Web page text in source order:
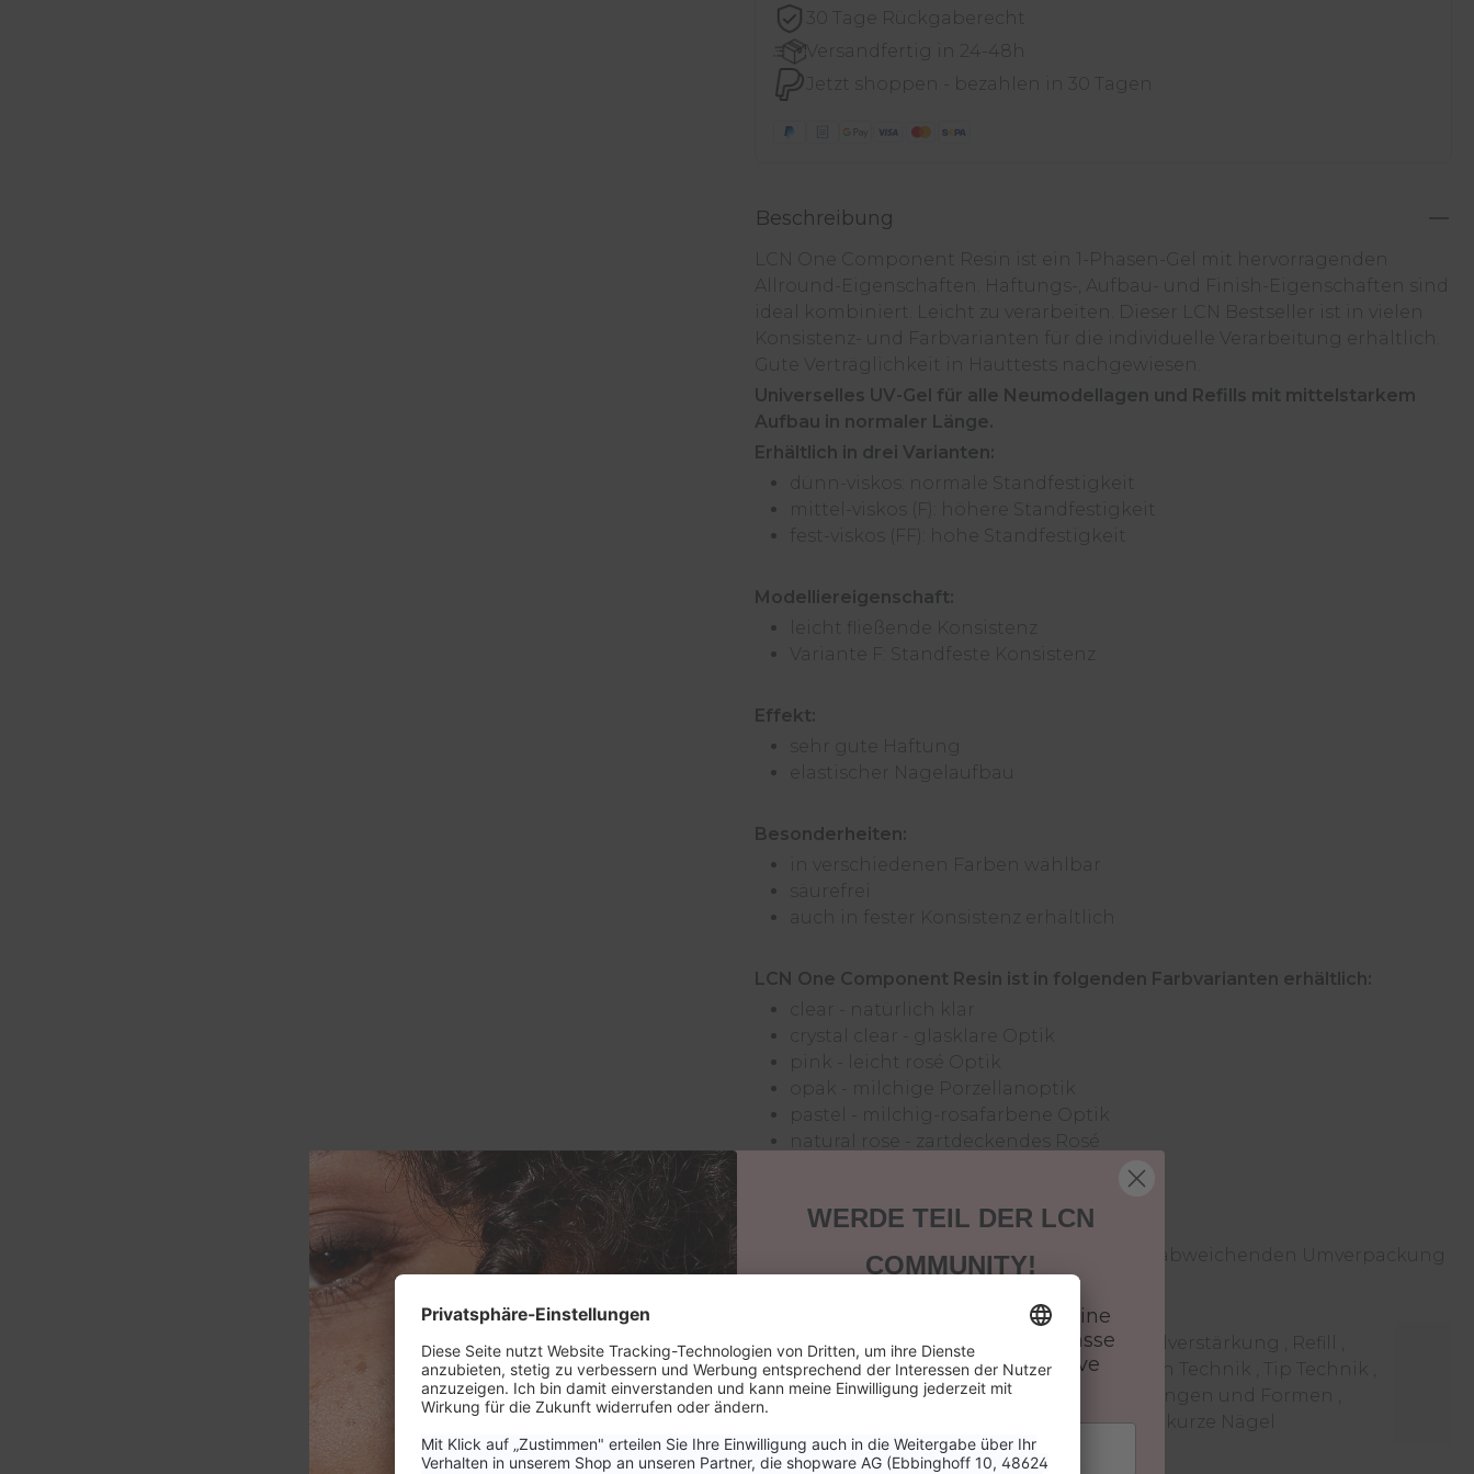
30 Tage Rückgaberecht
Versandfertig in 24-48h
Jetzt shoppen - bezahlen in 30 Tagen
Beschreibung
LCN One Component Resin ist ein 1-Phasen-Gel mit hervorragenden
Allround-Eigenschaften. Haftungs-, Aufbau- und Finish-Eigenschaften sind
ideal kombiniert. Leicht zu verarbeiten. Dieser LCN Bestseller ist in vielen
Konsistenz- und Farbvarianten für die individuelle Verarbeitung erhältlich.
Gute Verträglichkeit in Hauttests nachgewiesen.
Universelles UV-Gel für alle Neumodellagen und Refills mit mittelstarkem
Aufbau in normaler Länge.
Erhältlich in drei Varianten:
dünn-viskos: normale Standfestigkeit
mittel-viskos (F): höhere Standfestigkeit
fest-viskos (FF): hohe Standfestigkeit
Modelliereigenschaft:
leicht fließende Konsistenz
Variante F: Standfeste Konsistenz
Effekt:
sehr gute Haftung
elastischer Nagelaufbau
Besonderheiten:
in verschiedenen Farben wählbar
säurefrei
auch in fester Konsistenz erhältlich
LCN One Component Resin ist in folgenden Farbvarianten erhältlich:
clear - natürlich klar
crystal clear - glasklare Optik
pink - leicht rosé Optik
opak - milchige Porzellanoptik
pastel - milchig-rosafarbene Optik
natural rose - zartdeckendes Rosé
Probiergrößen in 5 ml können ggf. in einer abweichenden Umverpackung
geliefert werden.
Anwendung für:
Naturnagelverstärkung , Refill ,
Schablonen Technik , Tip Technik ,
extreme Längen und Formen ,
natürliche, kurze Nägel
Anwendungsbereich:
WERDE TEIL DER LCN
COMMUNITY!
Sichere dir 15 % Rabatt auf deine
nächste Bestellung und verpasse
keine News, Tipps & exklusive
Aktionen.